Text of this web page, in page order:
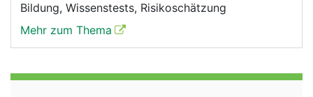
Bildung, Wissenstests, Risikoschätzung
Mehr zum Thema